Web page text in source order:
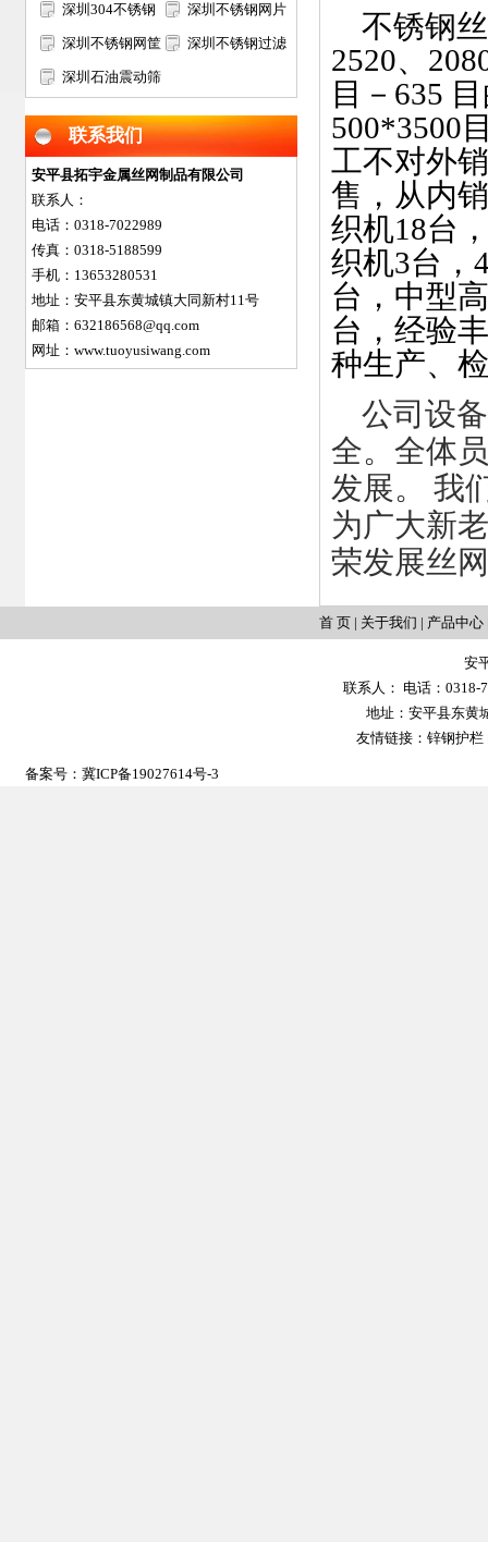
过滤网筒 筛网
深圳304不锈钢
矿筛网
深圳不锈钢网片
深圳不锈钢网筐
网篮
深圳不锈钢过滤
深圳石油震动筛
联系我们
安平县拓宇金属丝网制品有限公司
联系人：
电话：0318-7022989
传真：0318-5188599
手机：13653280531
地址：安平县东黄城镇大同新村11号
邮箱：632186568@qq.com
网址：www.tuoyusiwang.com
不锈钢丝
2520、
目－635
500*3500
工不对外
售，从内
织机18台
织机3台，
台，中型
台，经验
种生产、
公司设
全。全体
发展。 我
为广大新
荣发展丝
首 页 | 关于我们 | 产品中心
安
联系人： 电话：0318-
地址：安平县东黄
友情链接：锌钢护栏
备案号： 冀ICP备19027614号-3